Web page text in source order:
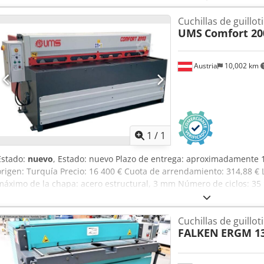
1 / 1
Austria 10,002 km
Cuchillas de
UMS Comfort
nuevo, Estado: nuevo Plazo de entrega:
Turquía Precio: 16 400 € Cuota de arrendamiento: 314,88
de la chapa: acero estructural, 3 mm Número de ciclos:
trasero: 750 mm Potencia del motor: 3 kW Altura de la mesa: 800
2720 mm Ancho: 1575 mm Altura: 1230 mm Peso: 1900
chasis de acero soldado para una máxima precisión de
mm, husillos de bolas, control NC. 2 filos de corte en la cuchilla
inferior. Tope lateral de 800 mm con escala graduada. 2 brazos
Ajuste manual del espacio de corte en la parte delantera.
Cuchillas de
FALKEN ERGM